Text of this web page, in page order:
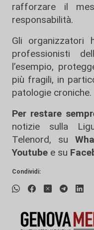
rafforzare il
responsabilità.
Gli organizzatori
professionisti
l’esempio,
più fragili, in
patologie croniche.
Per restare
notizie sulla
Telenord, su
Youtube e su
Condividi: